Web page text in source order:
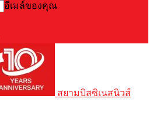
อีเมล์ของคุณ
สยามบิสซิเนสนิวส์